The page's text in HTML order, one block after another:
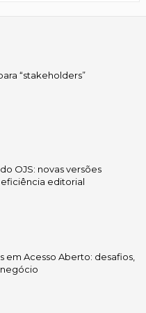
“stakeholders”
OJS: novas versões
editorial
em Acesso Aberto: desafios,